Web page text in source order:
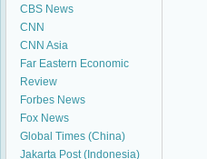
CBS News
CNN
CNN Asia
Far Eastern Economic
Review
Forbes News
Fox News
Global Times (China)
Jakarta Post (Indonesia)